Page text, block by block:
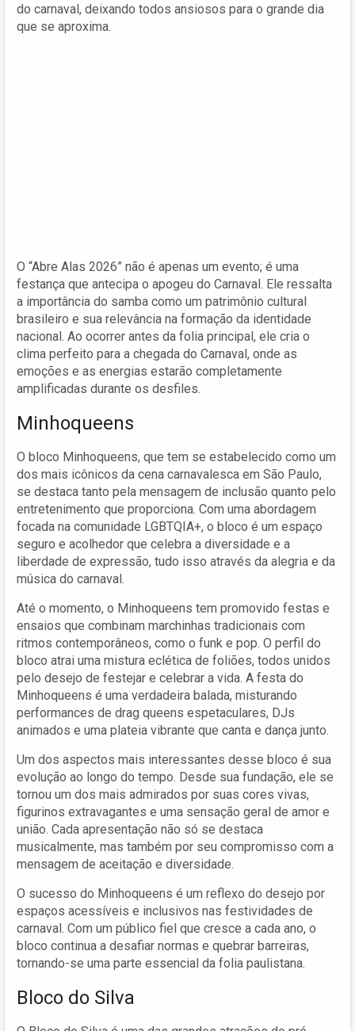
do carnaval, deixando todos ansiosos para o grande dia
que se aproxima.
O “Abre Alas 2026” não é apenas um evento; é uma
festança que antecipa o apogeu do Carnaval. Ele ressalta
a importância do samba como um patrimônio cultural
brasileiro e sua relevância na formação da identidade
nacional. Ao ocorrer antes da folia principal, ele cria o
clima perfeito para a chegada do Carnaval, onde as
emoções e as energias estarão completamente
amplificadas durante os desfiles.
Minhoqueens
O bloco Minhoqueens, que tem se estabelecido como um
dos mais icônicos da cena carnavalesca em São Paulo,
se destaca tanto pela mensagem de inclusão quanto pelo
entretenimento que proporciona. Com uma abordagem
focada na comunidade LGBTQIA+, o bloco é um espaço
seguro e acolhedor que celebra a diversidade e a
liberdade de expressão, tudo isso através da alegria e da
música do carnaval.
Até o momento, o Minhoqueens tem promovido festas e
ensaios que combinam marchinhas tradicionais com
ritmos contemporâneos, como o funk e pop. O perfil do
bloco atrai uma mistura eclética de foliões, todos unidos
pelo desejo de festejar e celebrar a vida. A festa do
Minhoqueens é uma verdadeira balada, misturando
performances de drag queens espetaculares, DJs
animados e uma plateia vibrante que canta e dança junto.
Um dos aspectos mais interessantes desse bloco é sua
evolução ao longo do tempo. Desde sua fundação, ele se
tornou um dos mais admirados por suas cores vivas,
figurinos extravagantes e uma sensação geral de amor e
união. Cada apresentação não só se destaca
musicalmente, mas também por seu compromisso com a
mensagem de aceitação e diversidade.
O sucesso do Minhoqueens é um reflexo do desejo por
espaços acessíveis e inclusivos nas festividades de
carnaval. Com um público fiel que cresce a cada ano, o
bloco continua a desafiar normas e quebrar barreiras,
tornando-se uma parte essencial da folia paulistana.
Bloco do Silva